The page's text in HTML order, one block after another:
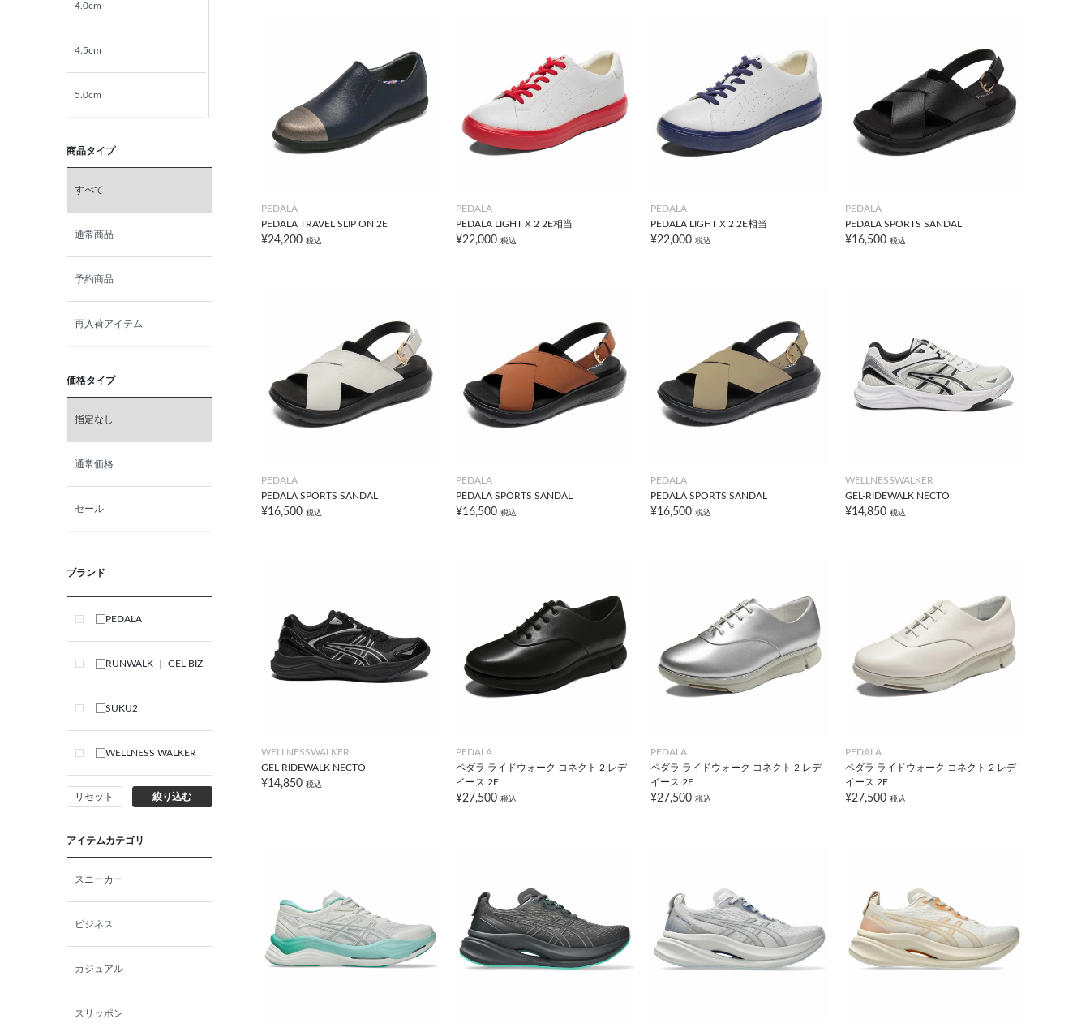
4.0cm
4.5cm
5.0cm
6.0cm
6.5cm
7.0cm
商品タイプ
すべて
通常商品
予約商品
再入荷アイテム
価格タイプ
指定なし
通常価格
セール
ブランド
PEDALA
RUNWALK ｜ GEL-BIZ
SUKU2
WELLNESS WALKER
リセット 絞り込む
アイテムカテゴリ
スニーカー
ビジネス
カジュアル
スリッポン
PEDALA
PEDALA TRAVEL SLIP ON 2E
¥24,200 税込
PEDALA
PEDALA LIGHT X 2 2E相当
¥22,000 税込
PEDALA
PEDALA LIGHT X 2 2E相当
¥22,000 税込
PEDALA
PEDALA SPORTS SANDAL
¥16,500 税込
PEDALA
PEDALA SPORTS SANDAL
¥16,500 税込
PEDALA
PEDALA SPORTS SANDAL
¥16,500 税込
PEDALA
PEDALA SPORTS SANDAL
¥16,500 税込
WELLNESSWALKER
GEL-RIDEWALK NECTO
¥14,850 税込
WELLNESSWALKER
GEL-RIDEWALK NECTO
¥14,850 税込
PEDALA
ペダラ ライドウォーク コネクト 2 レデ
イース 2E
¥27,500 税込
PEDALA
ペダラ ライドウォーク コネクト 2 レデ
イース 2E
¥27,500 税込
PEDALA
ペダラ ライドウォーク コネクト 2 レデ
イース 2E
¥27,500 税込